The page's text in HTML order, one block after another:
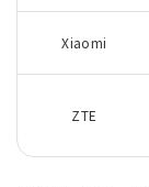
Xiaomi
ZTE